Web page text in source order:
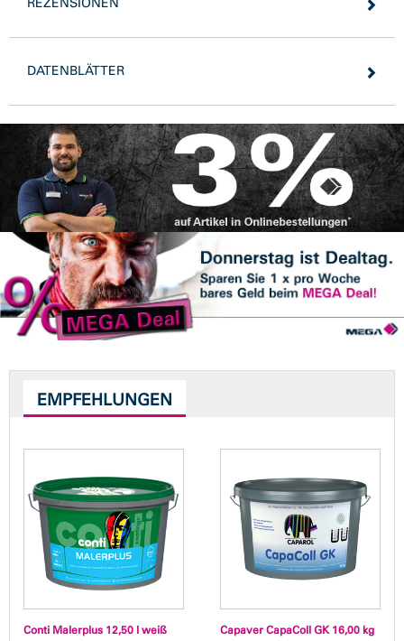
DATENBLÄTTER
EMPFEHLUNGEN
Conti Malerplus 12,50 l weiß Capaver CapaColl GK 16,00 kg